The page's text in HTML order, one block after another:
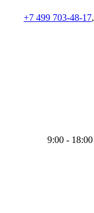
+7 499 703-48-17,
9:00 - 18:00